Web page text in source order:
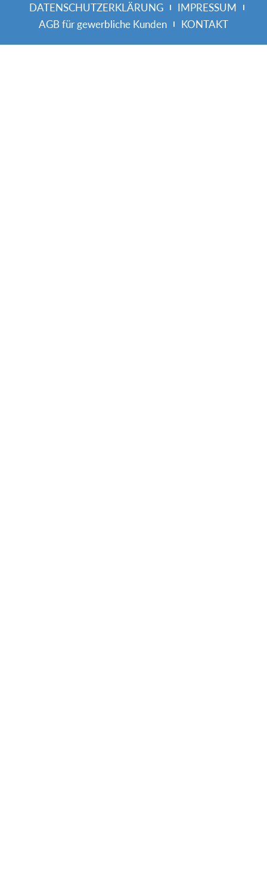
DATENSCHUTZERKLÄRUNG
IMPRESSUM
AGB für gewerbliche Kunden
KONTAKT